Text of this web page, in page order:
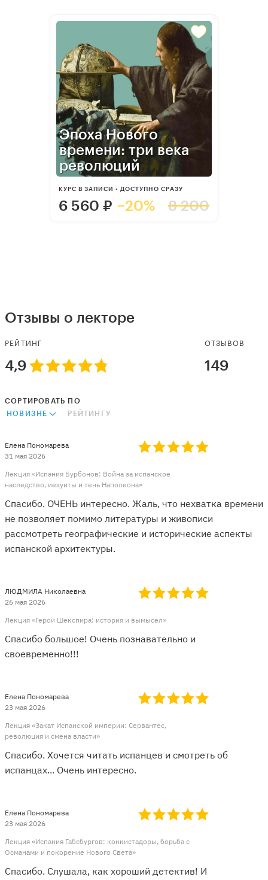
Эпоха Нового
времени: три века
революций
КУРС В ЗАПИСИ • ДОСТУПНО СРАЗУ
6 560 ₽ −20% 8 200
Отзывы о лекторе
РЕЙТИНГ
4,9
ОТЗЫВОВ
149
СОРТИРОВАТЬ ПО
НОВИЗНЕ
РЕЙТИНГУ
Лекция «Испания Бурбонов: Война за испанское
наследство, иезуиты и тень Наполеона»
Елена Пономарева
31 мая 2026
Спасибо. ОЧЕНЬ интересно. Жаль, что нехватка времени
не позволяет помимо литературы и живописи
рассмотреть географические и исторические аспекты
испанской архитектуры.
Лекция «Герои Шекспира: история и вымысел»
ЛЮДМИЛА Николаевна
26 мая 2026
Спасибо большое! Очень познавательно и
своевременно!!!
Лекция «Закат Испанской империи: Сервантес,
революция и смена власти»
Елена Пономарева
23 мая 2026
Спасибо. Хочется читать испанцев и смотреть об
испанцах... Очень интересно.
Лекция «Испания Габсбургов: конкистадоры, борьба с
Османами и покорение Нового Света»
Елена Пономарева
23 мая 2026
Спасибо. Слушала, как хороший детектив! И